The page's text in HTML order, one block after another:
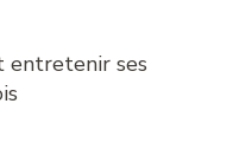
entretenir ses